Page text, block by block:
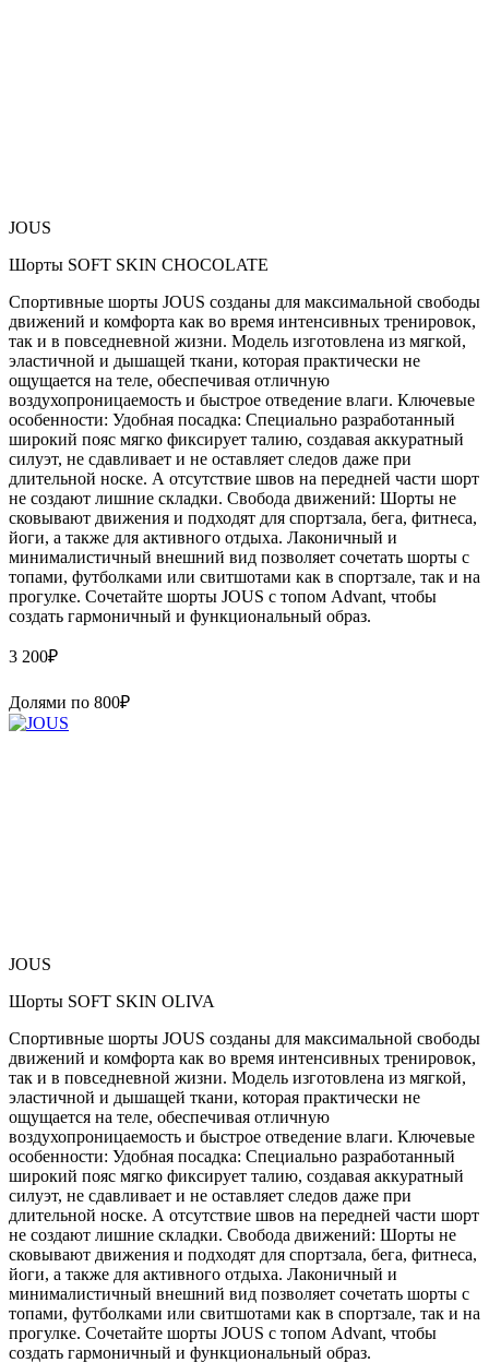
JOUS
Шорты SOFT SKIN CHOCOLATE
Спортивные шорты JOUS созданы для максимальной свободы
движений и комфорта как во время интенсивных тренировок,
так и в повседневной жизни. Модель изготовлена из мягкой,
эластичной и дышащей ткани, которая практически не
ощущается на теле, обеспечивая отличную
воздухопроницаемость и быстрое отведение влаги. Ключевые
особенности: Удобная посадка: Специально разработанный
широкий пояс мягко фиксирует талию, создавая аккуратный
силуэт, не сдавливает и не оставляет следов даже при
длительной носке. А отсутствие швов на передней части шорт
не создают лишние складки. Свобода движений: Шорты не
сковывают движения и подходят для спортзала, бега, фитнеса,
йоги, а также для активного отдыха. Лаконичный и
минималистичный внешний вид позволяет сочетать шорты с
топами, футболками или свитшотами как в спортзале, так и на
прогулке. Сочетайте шорты JOUS с топом Advant, чтобы
создать гармоничный и функциональный образ.
3 200₽
Долями по 800₽
JOUS
Шорты SOFT SKIN OLIVA
Спортивные шорты JOUS созданы для максимальной свободы
движений и комфорта как во время интенсивных тренировок,
так и в повседневной жизни. Модель изготовлена из мягкой,
эластичной и дышащей ткани, которая практически не
ощущается на теле, обеспечивая отличную
воздухопроницаемость и быстрое отведение влаги. Ключевые
особенности: Удобная посадка: Специально разработанный
широкий пояс мягко фиксирует талию, создавая аккуратный
силуэт, не сдавливает и не оставляет следов даже при
длительной носке. А отсутствие швов на передней части шорт
не создают лишние складки. Свобода движений: Шорты не
сковывают движения и подходят для спортзала, бега, фитнеса,
йоги, а также для активного отдыха. Лаконичный и
минималистичный внешний вид позволяет сочетать шорты с
топами, футболками или свитшотами как в спортзале, так и на
прогулке. Сочетайте шорты JOUS с топом Advant, чтобы
создать гармоничный и функциональный образ.